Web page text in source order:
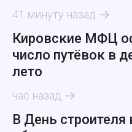
41 минуту назад
Кировские МФЦ
число путёвок в
лето
час назад
В День строителя